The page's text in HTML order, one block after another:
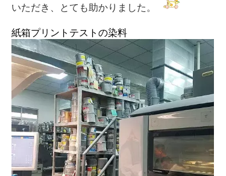
いただき、とても助かりました。
紙箱プリントテストの染料